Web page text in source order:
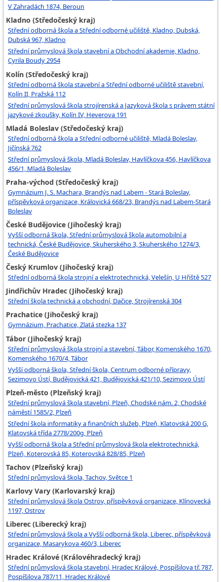
V Zahradách 1874, Beroun
Kladno (Středočeský kraj)
Střední odborná škola a Střední odborné učiliště, Kladno, Dubská,
Dubská 967, Kladno
Střední průmyslová škola stavební a Obchodní akademie, Kladno,
Cyrila Boudy 2954
Kolín (Středočeský kraj)
Střední odborná škola stavební a Střední odborné učiliště stavební,
Kolín II, Pražská 112
Střední průmyslová škola strojírenská a Jazyková škola s právem státní
jazykové zkoušky, Kolín IV, Heverova 191
Mladá Boleslav (Středočeský kraj)
Střední odborná škola a Střední odborné učiliště, Mladá Boleslav,
Jičínská 762
Střední průmyslová škola, Mladá Boleslav, Havlíčkova 456, Havlíčkova
456/1, Mladá Boleslav
Praha-východ (Středočeský kraj)
Gymnázium J. S. Machara, Brandýs nad Labem - Stará Boleslav,
příspěvková organizace, Královická 668/23, Brandýs nad Labem-Stará
Boleslav
České Budějovice (Jihočeský kraj)
Vyšší odborná škola, Střední průmyslová škola automobilní a
technická, České Budějovice, Skuherského 3, Skuherského 1274/3,
České Budějovice
Český Krumlov (Jihočeský kraj)
Střední odborná škola strojní a elektrotechnická, Velešín, U Hřiště 527
Jindřichův Hradec (Jihočeský kraj)
Střední škola technická a obchodní, Dačice, Strojírenská 304
Prachatice (Jihočeský kraj)
Gymnázium, Prachatice, Zlatá stezka 137
Tábor (Jihočeský kraj)
Střední průmyslová škola strojní a stavební, Tábor, Komenského 1670,
Komenského 1670/4, Tábor
Vyšší odborná škola, Střední škola, Centrum odborné přípravy,
Sezimovo Ústí, Budějovická 421, Budějovická 421/10, Sezimovo Ústí
Plzeň-město (Plzeňský kraj)
Střední průmyslová škola stavební, Plzeň, Chodské nám. 2, Chodské
náměstí 1585/2, Plzeň
Střední škola informatiky a finančních služeb, Plzeň, Klatovská 200 G,
Klatovská třída 2778/200g, Plzeň
Vyšší odborná škola a Střední průmyslová škola elektrotechnická,
Plzeň, Koterovská 85, Koterovská 828/85, Plzeň
Tachov (Plzeňský kraj)
Střední průmyslová škola, Tachov, Světce 1
Karlovy Vary (Karlovarský kraj)
Střední průmyslová škola Ostrov, příspěvková organizace, Klínovecká
1197, Ostrov
Liberec (Liberecký kraj)
Střední průmyslová škola a Vyšší odborná škola, Liberec, příspěvková
organizace, Masarykova 460/3, Liberec
Hradec Králové (Královéhradecký kraj)
Střední průmyslová škola stavební, Hradec Králové, Pospíšilova tř. 787,
Pospíšilova 787/11, Hradec Králové